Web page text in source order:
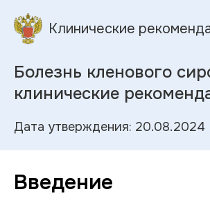
Клинические
Болезнь кленового
клинические
Дата утверждения: 20.08.2024
Введение